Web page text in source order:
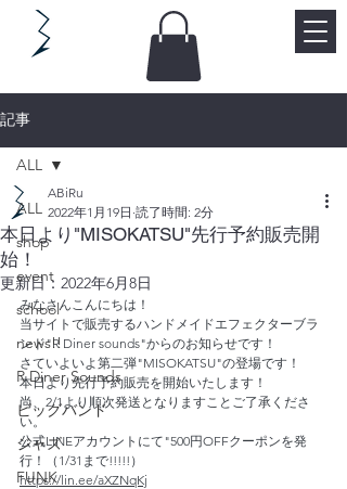
記事
ALL
shop
event
school
news!!
R Diner Sounds
ビッグバンド
ジャズ
FUNK
ALL
本日より"MISOKATSU"先行予約販売開
始！
ABiRu
2022年1月19日 読了時間: 2分
更新日： 2022年6月8日
みなさんこんにちは！
当サイトで販売するハンドメイドエフェクターブラ
ンド"R Diner sounds"からのお知らせです！
さていよいよ第二弾"MISOKATSU"の登場です！
本日より先行予約販売を開始いたします！
尚、2/1より順次発送となりますことご了承くださ
い。
公式LINEアカウントにて"500円OFFクーポンを発
行！（1/31まで!!!!!）
https://lin.ee/aXZNqKj